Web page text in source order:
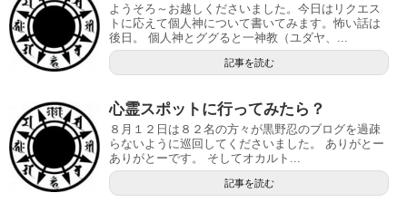
ようそろ～お越しくださいました。今日はリクエス
トに応えて個人神について書いてみます。怖い話は
後日。 個人神とググると一神教（ユダヤ、...
記事を読む
心霊スポットに行ってみたら？
８月１２日は８２名の方々が黒野忍のブログを過疎
らないように巡回してくださいました。 ありがとー
ありがとーです。 そしてオカルト...
記事を読む